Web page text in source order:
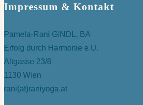
Impressum & Kontakt
Pamela-Rani GINDL, BA
Erfolg durch Harmonie e.U.
Altgasse 23/8
1130 Wien
rani(at)raniyoga.at